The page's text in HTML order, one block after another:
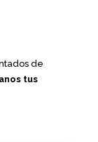
de
tus